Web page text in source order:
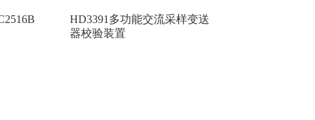
HD3391多功能交流采样变送
器校验装置